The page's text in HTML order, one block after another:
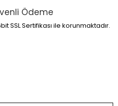
Ödeme
SSL Sertifikası ile korunmaktadır.